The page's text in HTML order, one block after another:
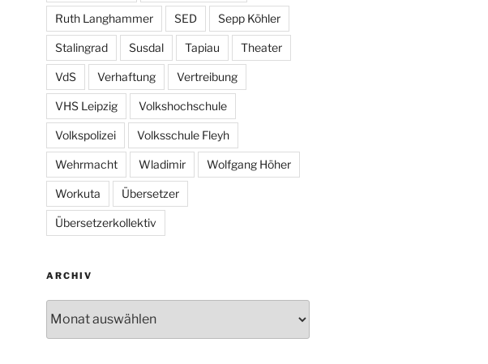
Ruth Langhammer SED Sepp Köhler
Stalingrad Susdal Tapiau Theater
VdS Verhaftung Vertreibung
VHS Leipzig Volkshochschule
Volkspolizei Volksschule Fleyh
Wehrmacht Wladimir Wolfgang Höher
Workuta Übersetzer
Übersetzerkollektiv
ARCHIV